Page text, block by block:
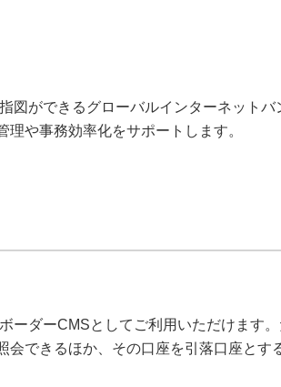
図ができるグローバルインターネットバ
や事務効率化をサポートします。
ダーCMSとしてご利用いただけます。
できるほか、その口座を引落口座とす